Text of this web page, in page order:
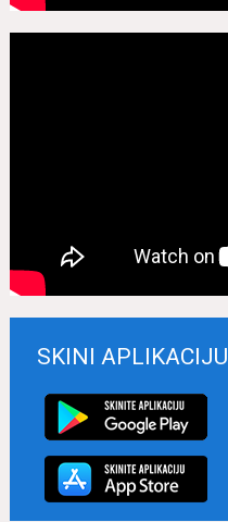
SKINI APLIKACIJU